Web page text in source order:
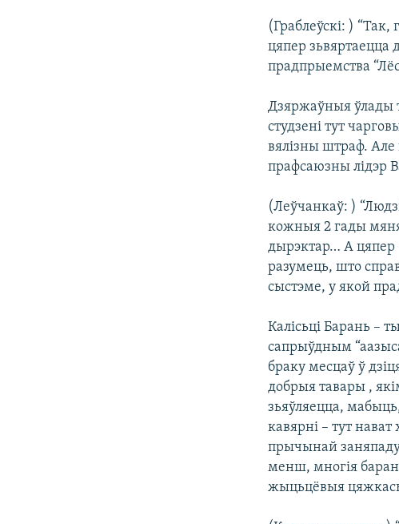
(Граблеўскі: )
цяпер зьвяртаецца
прадпрыемства
Дзяржаўныя ўлады
студзені тут
вялізны штраф. Але
прафсаюзны лідэр
(Леўчанкаў: )
кожныя 2 гады
дырэктар… А цяпер
разумець, што
сыстэме, у якой
Калісьці Барань –
сапрыўдным
браку месцаў ў
добрыя тавары ,
зьяўляецца,
кавярні – тут
прычынай заняпаду
менш, многія
жыцьцёвыя